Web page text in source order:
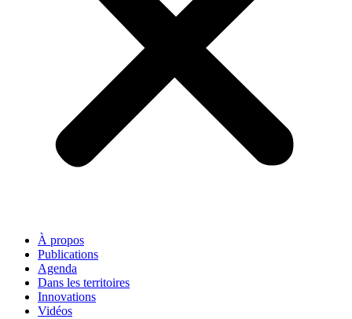
À propos
Publications
Agenda
Dans les territoires
Innovations
Vidéos